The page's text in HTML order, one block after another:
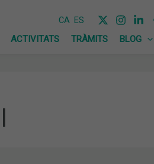
CA ES
ACTIVITATS TRÀMITS BLOG